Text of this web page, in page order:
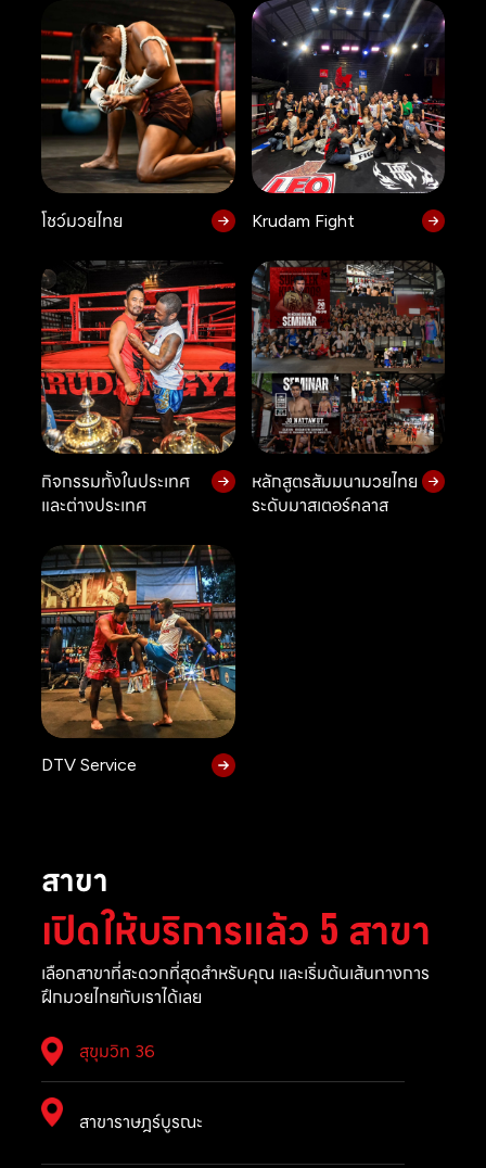
โชว์มวยไทย Krudam Fight
กิจกรรมทั้งในประเทศ
และต่างประเทศ
หลักสูตรสัมมนามวยไทย
ระดับมาสเตอร์คลาส
DTV Service
สาขา
เปิดให้บริการแล้ว 5 สาขา
เลือกสาขาที่สะดวกที่สุดสำหรับคุณ และเริ่มต้นเส้นทางการ
ฝึกมวยไทยกับเราได้เลย
สุขุมวิท 36
สาขาราษฎร์บูรณะ